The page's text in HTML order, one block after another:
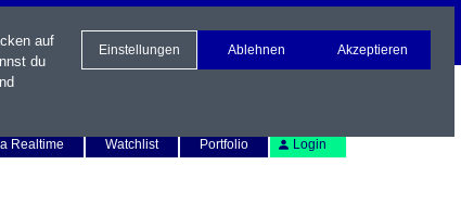
Realtime
Watchlist Portfolio Login
auf
du
Einstellungen Ablehnen Akzeptieren